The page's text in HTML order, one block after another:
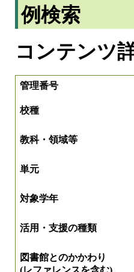
例検索
コンテンツ
管理番号
校種
教科・領域等
単元
対象学年
活用・支援の種類
図書館とのかかわり